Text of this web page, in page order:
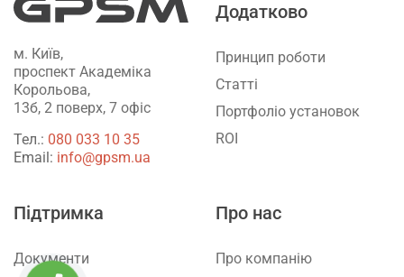
м. Київ,
проспект Академіка
Корольова,
13б, 2 поверх, 7 офіс
Тел.: ‎080 033 10 35
Email: info@gpsm.ua
Додатково
Принцип роботи
Статті
Портфоліо установок
ROI
Підтримка
Документи
Про нас
Про компанію